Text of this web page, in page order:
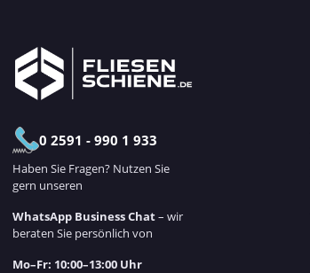
0 2591 - 990 1 933
Haben Sie Fragen? Nutzen Sie
gern unseren
WhatsApp Business Chat– wir
beraten Sie persönlich von
Mo–Fr: 10:00–13:00 Uhr